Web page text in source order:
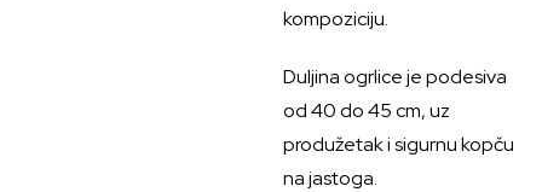
kompoziciju.
Duljina ogrlice je podesiva
od 40 do 45 cm, uz
produžetak i sigurnu kopču
na jastoga.